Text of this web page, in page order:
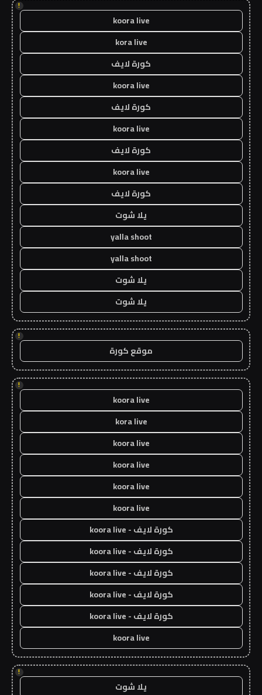
!
koora live
kora live
كورة لايف
koora live
كورة لايف
koora live
كورة لايف
koora live
كورة لايف
يلا شوت
yalla shoot
yalla shoot
يلا شوت
يلا شوت
!
موقع كورة
!
koora live
kora live
koora live
koora live
koora live
koora live
كورة لايف - koora live
كورة لايف - koora live
كورة لايف - koora live
كورة لايف - koora live
كورة لايف - koora live
koora live
!
يلا شوت